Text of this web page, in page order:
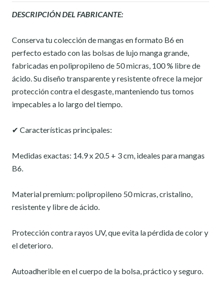
DESCRIPCIÓN DEL FABRICANTE:
Conserva tu colección de mangas en formato B6 en
perfecto estado con las bolsas de lujo manga grande,
fabricadas en polipropileno de 50 micras, 100 % libre de
ácido. Su diseño transparente y resistente ofrece la mejor
protección contra el desgaste, manteniendo tus tomos
impecables a lo largo del tiempo.
✔ Características principales:
Medidas exactas: 14.9 x 20.5 + 3 cm, ideales para mangas
B6.
Material premium: polipropileno 50 micras, cristalino,
resistente y libre de ácido.
Protección contra rayos UV, que evita la pérdida de color y
el deterioro.
Autoadherible en el cuerpo de la bolsa, práctico y seguro.